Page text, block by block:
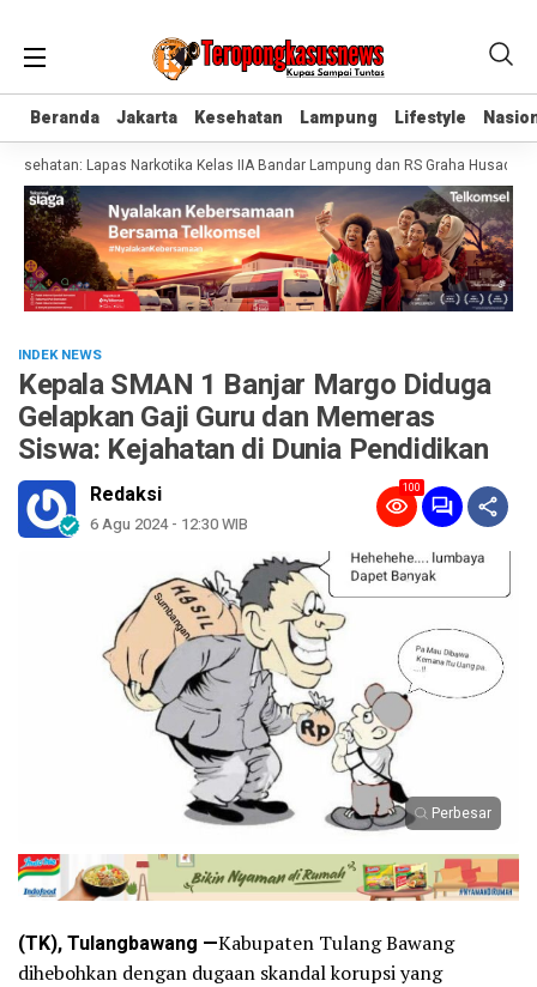
Beranda Jakarta Kesehatan Lampung Lifestyle
Beranda Jakarta Kesehatan Lampung Lifestyle
Lapas Narkotika Kelas IIA Bandar Lampung dan RS Graha Husada
INDEK NEWS
Kepala SMAN 1 Banjar Margo Diduga
Gelapkan Gaji Guru dan Memeras
Siswa: Kejahatan di Dunia Pendidikan
Redaksi
6 Agu 2024 - 12:30 WIB
100
Perbesar
(TK), Tulangbawang —Kabupaten Tulang Bawang
dihebohkan dengan dugaan skandal korupsi yang